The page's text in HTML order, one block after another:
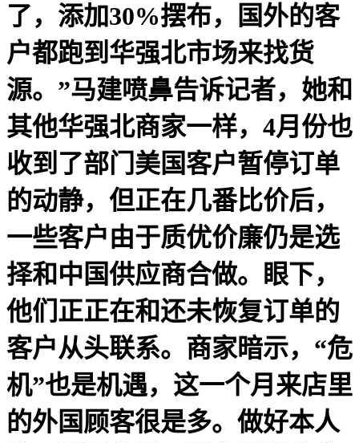
了，添加30%摆布，国外的客
户都跑到华强北市场来找货
源。”马建喷鼻告诉记者，她和
其他华强北商家一样，4月份也
收到了部门美国客户暂停订单
的动静，但正在几番比价后，
一些客户由于质优价廉仍是选
择和中国供应商合做。眼下，
他们正正在和还未恢复订单的
客户从头联系。商家暗示，“危
机”也是机遇，这一个月来店里
的外国顾客很是多。做好本人